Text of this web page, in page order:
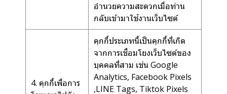
อำนวยความสะดวกเมื่อท่าน
กลับเข้ามาใช้งานเว็บไซต์
4. คุกกี้เพื่อการ
คุกกี้ประเภทนี้เป็นคุกกี้ที่เกิด
จากการเชื่อมโยงเว็บไซต์ของ
บุคคลที่สาม เช่น Google
Analytics, Facebook Pixels
,LINE Tags, Tiktok Pixels